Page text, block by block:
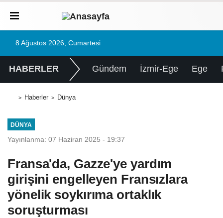
8 Ağustos 2026, Cumartesi
HABERLER Gündem İzmir-Ege Ege
Haberler Dünya
DÜNYA
Yayınlanma: 07 Haziran 2025 - 19:37
Fransa'da, Gazze'ye yardım
girişini engelleyen Fransızlara
yönelik soykırıma ortaklık
soruşturması